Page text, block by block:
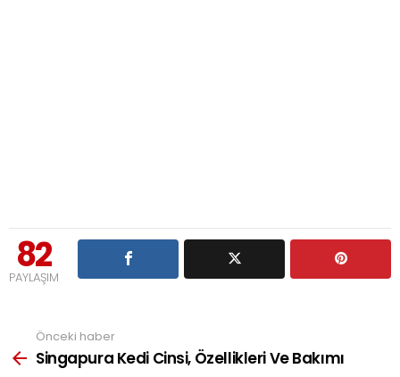
82
PAYLAŞIM
more
Önceki haber
Singapura Kedi Cinsi, Özellikleri Ve Bakımı